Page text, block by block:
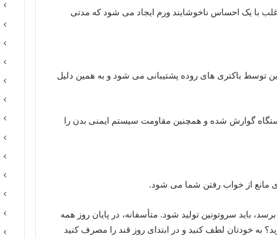
با یک احساس ناخوشایند ورم ایجاد می شود که مدتی
باکتری های روده پشتیبانی می شود و به همین دلیل
گوارش شده و همچنین مقاومت سیستم ایمنی بدن را
مانع از خواب رفتن شما می شود.
باید سروتونین تولید شود. متأسفانه، در پایان روز همه
به خودتان لطف کنید و در ابتدای روز قند را مصرف کنید